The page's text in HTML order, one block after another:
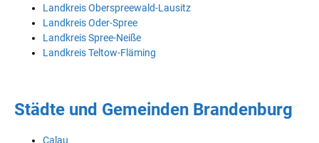
Landkreis Oberspreewald-Lausitz
Landkreis Oder-Spree
Landkreis Spree-Neiße
Landkreis Teltow-Fläming
Städte und Gemeinden Brandenburg
Calau